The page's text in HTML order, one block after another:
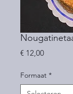
€ 12,00Prijs
Formaat *